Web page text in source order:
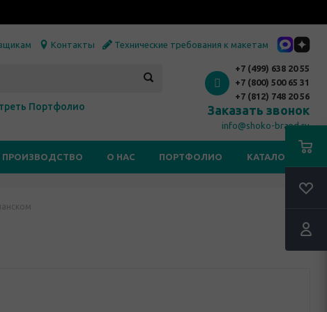
Контакты Технические требования к макетам
Портфолио
+7 (499) 638 20 55
+7 (800) 500 65 31
+7 (812) 748 20 56
Заказать звонок
info@shoko-brand.ru
ПРОИЗВОДСТВО О НАС ПОРТФОЛИО КАТАЛОГИ